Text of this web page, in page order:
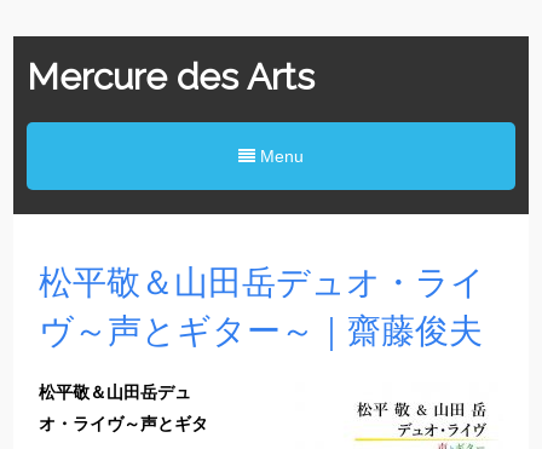
Mercure des Arts
Menu
松平敬＆山田岳デュオ・ライ
ヴ～声とギター～｜齋藤俊夫
松平敬＆山田岳デュ
オ・ライヴ～声とギタ